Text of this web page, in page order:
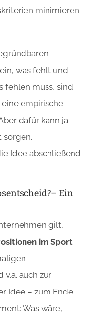
minimieren
was fehlt und
fehlen muss, sind
empirische
dafür kann ja
sorgen.
Idee abschließend
Ein
gilt,
im Sport
auch zur
Idee – zum Ende
Was wäre,